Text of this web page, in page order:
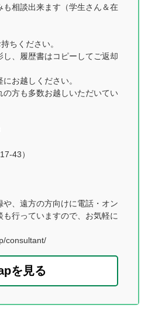
相談出来ます（学生さん＆在
ちください。
、履歴書はコピーしてご返却
お越しください。
の方も多数お越しいただいてい
43）
、遠方の方向けに電話・オン
行っていますので、お気軽に
consultant/
を見る